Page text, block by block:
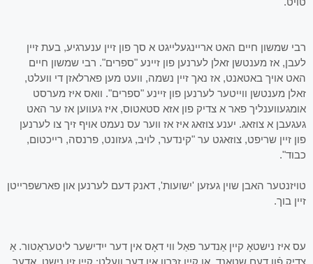
רבי שמשון חיים האט אריינגעלייגט א סך פון זיין ענערגיע, בעת זיין
לעבן, אז מענטשן זאלן לערנען פון זיינע "ספרים". רבי שמשון חיים
האט אויך באטאנט, אז נאך זיין נשמה, וועט מען פארלאזן די וועלט,
זאלן מענטשן ווייטער לערנען פון זיינע "ספרים". וואס איז מערסט
אומגעווענליך פאר א צדיק פון אזא סטאטוס, איז געווען אז ער האט
געגעבן א צוזאג. יענע צוזאג איז אז ווער עס נעמט אויף זיך צו לערנען
פון זיין שריפט, צוזאגט ער "קינדער, לויב, געזונט, פרנסה, רייכטום,
כבוד".
טויזנטער האבן שוין געזען 'ישועות', דאנק דעם לערנען און פארשפרייטן
זיין בוך.
עס איז נישטאָ קיין אַנדער פאַל ווי דאָס אין דער ייִדישער ליטעראַטור. אַ
צדיק פֿון דעם שטאַנד, אָן קיין זכּרון אין דער וועלט: קיין זין נישט, אָדער